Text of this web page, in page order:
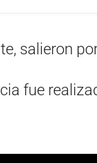
salieron
fue